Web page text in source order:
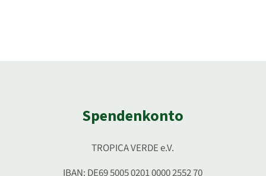
Spendenkonto
TROPICA VERDE e.V.